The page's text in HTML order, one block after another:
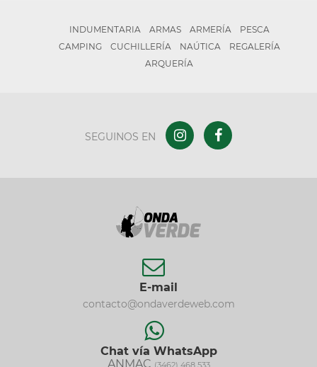
INDUMENTARIA ARMAS ARMERÍA
PESCA
CAMPING
CUCHILLERÍA NAÚTICA
REGALERÍA
ARQUERÍA
SEGUINOS EN
E-mail
contacto@ondaverdeweb.com
Chat vía WhatsApp
ANMAC